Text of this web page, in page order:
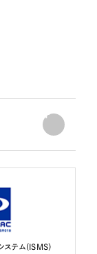
ステム（ISMS）